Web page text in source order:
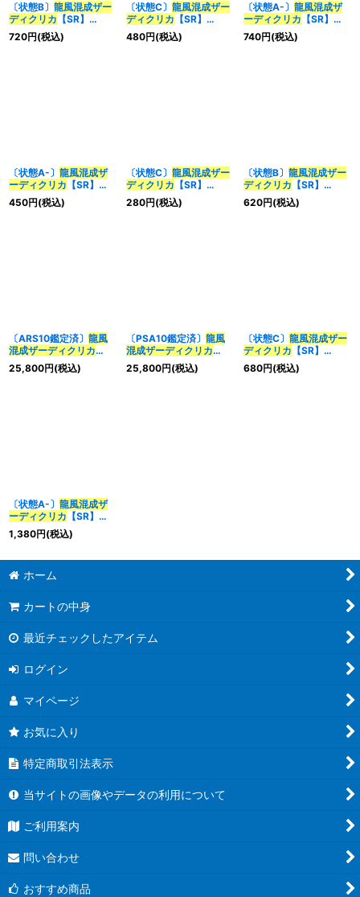
〔状態B〕 龍風混成ザー
ディクリカ 【SR】
{22EX1超7/超50}
《多》
720円(税込)
〔状態C〕 龍風混成ザー
ディクリカ 【SR】
{22EX1超7/超50}
《多》
480円(税込)
〔状態A-〕 龍風混成ザ
ーディクリカ 【SR】
{23BD1BE1/BE10}
《多》
740円(税込)
〔状態A-〕 龍風混成ザ
ーディクリカ 【SR】
{23BD1SE4/SE10}
《多》
450円(税込)
〔状態C〕 龍風混成ザー
ディクリカ 【SR】
{23BD1SE4/SE10}
《多》
280円(税込)
〔状態B〕 龍風混成ザー
ディクリカ 【SR】
{23BD1BE1/BE10}
《多》
620円(税込)
〔ARS10鑑定済〕 龍風
混成ザーディクリカ
【SR】
{RP22SP5/SP6}《多》
25,800円(税込)
〔PSA10鑑定済〕 龍風
混成ザーディクリカ
【SR】
{RP22SP5/SP6}《多》
25,800円(税込)
〔状態C〕 龍風混成ザー
ディクリカ 【SR】
{22EX1超G6/超G10}
《多》
680円(税込)
〔状態A-〕 龍風混成ザ
ーディクリカ 【SR】
{22EX1超G6/超G10}
《多》
1,380円(税込)
ホーム
カートの中身
最近チェックしたアイテム
ログイン
マイページ
お気に入り
特定商取引法表示
当サイトの画像やデータの利用について
ご利用案内
問い合わせ
おすすめ商品